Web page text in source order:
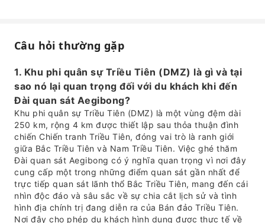
Câu hỏi thường gặp
1. Khu phi quân sự Triều Tiên (DMZ) là gì và tại
sao nó lại quan trọng đối với du khách khi đến
Đài quan sát Aegibong?
Khu phi quân sự Triều Tiên (DMZ) là một vùng đệm dài
250 km, rộng 4 km được thiết lập sau thỏa thuận đình
chiến Chiến tranh Triều Tiên, đóng vai trò là ranh giới
giữa Bắc Triều Tiên và Nam Triều Tiên. Việc ghé thăm
Đài quan sát Aegibong có ý nghĩa quan trọng vì nơi đây
cung cấp một trong những điểm quan sát gần nhất để
trực tiếp quan sát lãnh thổ Bắc Triều Tiên, mang đến cái
nhìn độc đáo và sâu sắc về sự chia cắt lịch sử và tình
hình địa chính trị đang diễn ra của Bán đảo Triều Tiên.
Nơi đây cho phép du khách hình dung được thực tế về